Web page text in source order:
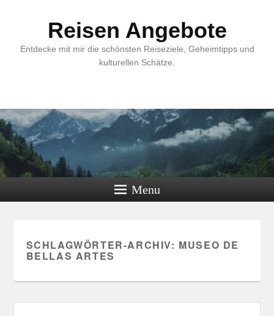
Reisen Angebote
Entdecke mit mir die schönsten Reiseziele, Geheimtipps und
kulturellen Schätze.
Menu
SCHLAGWÖRTER-ARCHIV: MUSEO DE
BELLAS ARTES